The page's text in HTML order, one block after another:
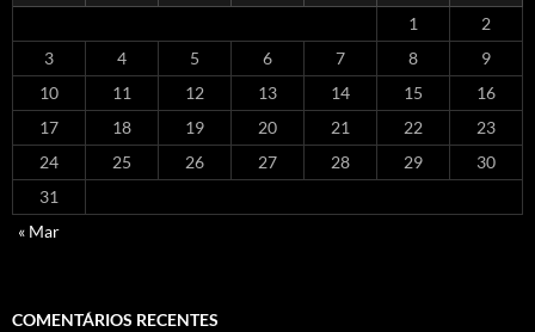
1
2
3
4 5 6 7 8
9
10
11 12 13 14 15
16
17
18 19 20 21 22
23
24
25 26 27 28 29
30
31
« Mar
COMENTÁRIOS RECENTES